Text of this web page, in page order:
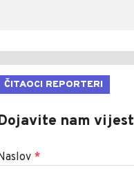
ČITAOCI REPORTERI
nam vijest
*